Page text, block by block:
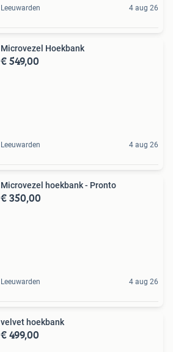
Leeuwarden 4 aug 26
Microvezel Hoekbank
€ 549,00
Leeuwarden 4 aug 26
Microvezel hoekbank - Pronto
€ 350,00
Leeuwarden 4 aug 26
velvet hoekbank
€ 499,00